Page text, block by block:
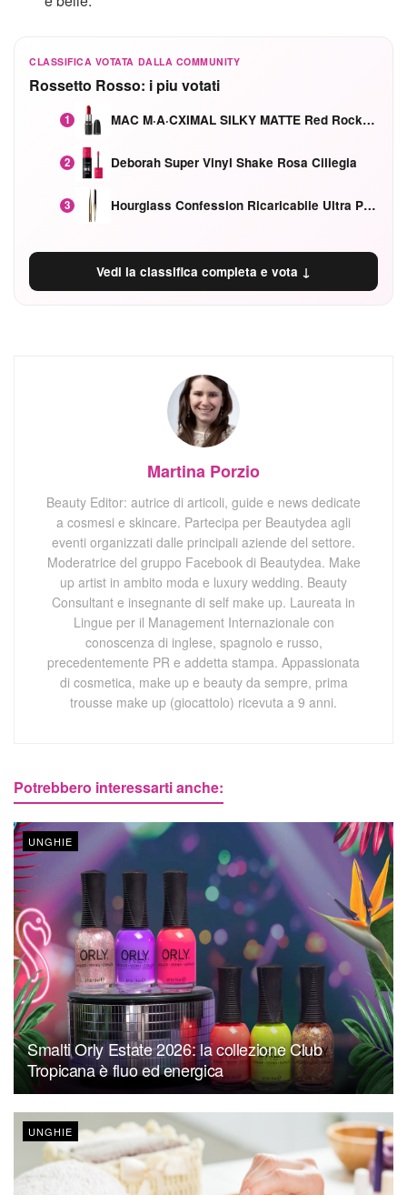
CLASSIFICA VOTATA DALLA COMMUNITY
Rossetto Rosso: i piu votati
1 MAC M·A·CXIMAL SILKY MATTE Red Rock mat
2 Deborah Super Vinyl Shake Rosa Ciliegia
3 Hourglass Confession Ricaricabile Ultra Preciso Ad Alta Intensità Secretly Classic Red
Vedi la classifica completa e vota ↓
Martina Porzio
Beauty Editor: autrice di articoli, guide e news dedicate
a cosmesi e skincare. Partecipa per Beautydea agli
eventi organizzati dalle principali aziende del settore.
Moderatrice del gruppo Facebook di Beautydea. Make
up artist in ambito moda e luxury wedding. Beauty
Consultant e insegnante di self make up. Laureata in
Lingue per il Management Internazionale con
conoscenza di inglese, spagnolo e russo,
precedentemente PR e addetta stampa. Appassionata
di cosmetica, make up e beauty da sempre, prima
trousse make up (giocattolo) ricevuta a 9 anni.
Potrebbero interessarti anche:
UNGHIE
Smalti Orly Estate 2026: la collezione Club
Tropicana è fluo ed energica
UNGHIE